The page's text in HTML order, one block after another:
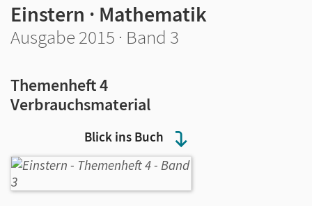
Blick ins Buch
Einstern · Mathematik
Ausgabe 2015 · Band 3
Themenheft 4
Verbrauchsmaterial